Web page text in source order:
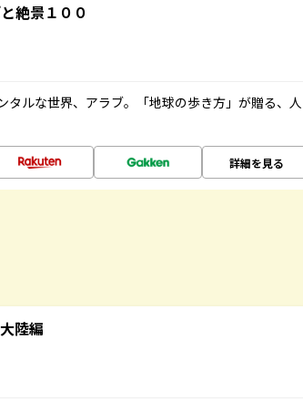
絶景１００
タルな世界、アラブ。「地球の歩き方」が贈る、人
詳細を見る
陸編